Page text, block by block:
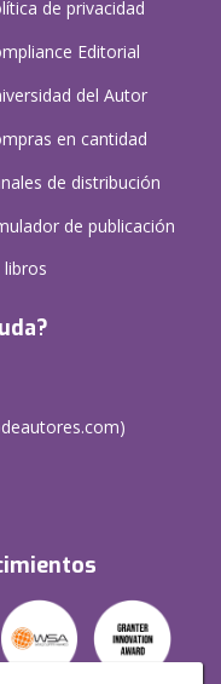
de privacidad
Editorial
del Autor
en cantidad
de distribución
de publicación
libros
)